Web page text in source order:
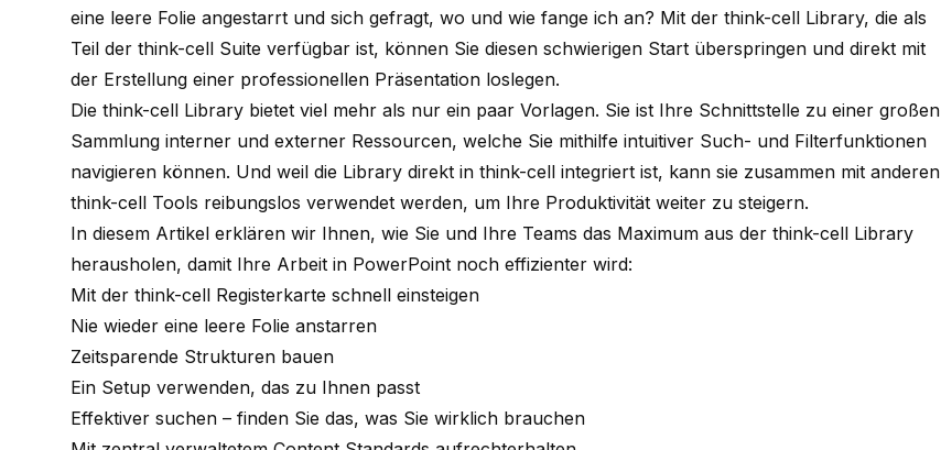
eine leere Folie angestarrt und sich gefragt, wo und wie fange ich an? Mit der think-cell Library, die als
Teil der think-cell Suite verfügbar ist, können Sie diesen schwierigen Start überspringen und direkt mit
der Erstellung einer professionellen Präsentation loslegen.
Die think-cell Library bietet viel mehr als nur ein paar Vorlagen. Sie ist Ihre Schnittstelle zu einer großen
Sammlung interner und externer Ressourcen, welche Sie mithilfe intuitiver Such- und Filterfunktionen
navigieren können. Und weil die Library direkt in think-cell integriert ist, kann sie zusammen mit anderen
think-cell Tools reibungslos verwendet werden, um Ihre Produktivität weiter zu steigern.
In diesem Artikel erklären wir Ihnen, wie Sie und Ihre Teams das Maximum aus der think-cell Library
herausholen, damit Ihre Arbeit in PowerPoint noch effizienter wird:
Mit der think-cell Registerkarte schnell einsteigen
Nie wieder eine leere Folie anstarren
Zeitsparende Strukturen bauen
Ein Setup verwenden, das zu Ihnen passt
Effektiver suchen – finden Sie das, was Sie wirklich brauchen